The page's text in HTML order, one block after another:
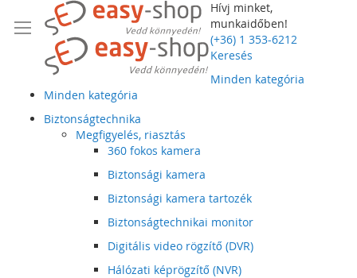
Hívj minket,
munkaidőben!
(+36) 1 353-6212
Keresés
Minden kategória
Minden kategória
Biztonságtechnika
Megfigyelés, riasztás
360 fokos kamera
Biztonsági kamera
Biztonsági kamera tartozék
Biztonságtechnikai monitor
Digitális video rögzítő (DVR)
Hálózati képrögzítő (NVR)